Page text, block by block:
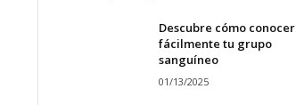
Descubre cómo conocer
fácilmente tu grupo
sanguíneo
01/13/2025